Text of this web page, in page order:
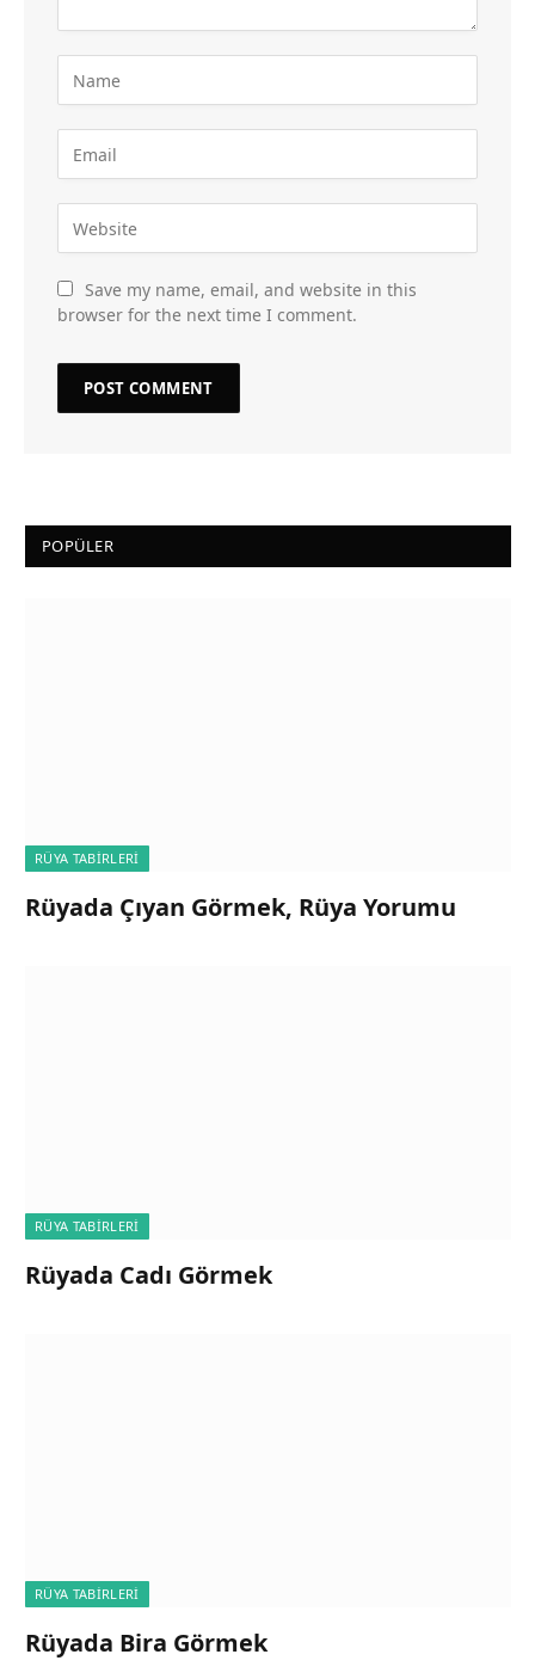
Save my name, email, and website in this
browser for the next time I comment.
POPÜLER
RÜYA TABIRLERI
Rüyada Çıyan Görmek, Rüya Yorumu
RÜYA TABIRLERI
Rüyada Cadı Görmek
RÜYA TABIRLERI
Rüyada Bira Görmek